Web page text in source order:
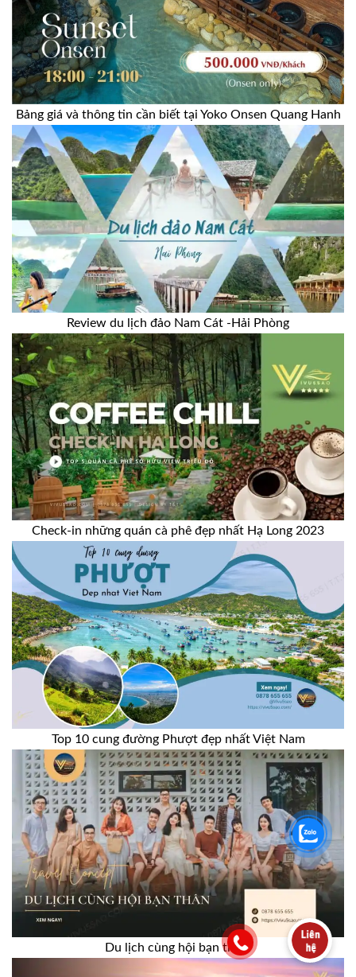
Bảng giá và thông tin cần biết tại Yoko Onsen Quang Hanh
Review du lịch đảo Nam Cát -Hải Phòng
Check-in những quán cà phê đẹp nhất Hạ Long 2023
Top 10 cung đường Phượt đẹp nhất Việt Nam
Du lịch cùng hội bạn thân!